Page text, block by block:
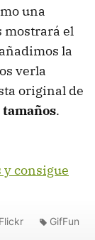
una
mostrará el
la
verla
original de
tamaños.
y consigue
Flickr GifFun